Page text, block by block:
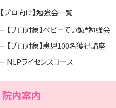
【プロ向け】勉強会一覧
【プロ対象】ベビーてい鍼®勉強会
【プロ対象】患児100名獲得講座
NLPライセンスコース
院内案内